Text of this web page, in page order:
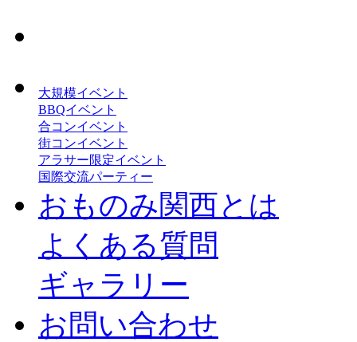
大規模イベント
BBQイベント
合コンイベント
街コンイベント
アラサー限定イベント
国際交流パーティー
おものみ関西とは
よくある質問
ギャラリー
お問い合わせ